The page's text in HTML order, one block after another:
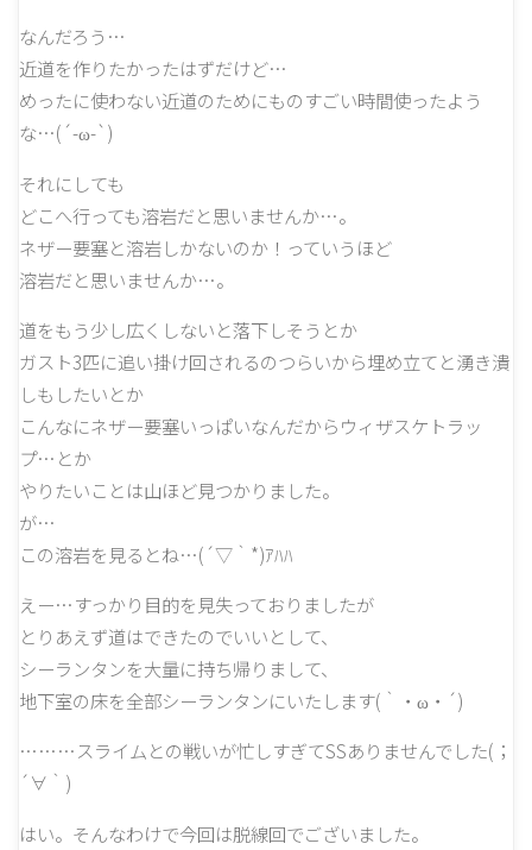
なんだろう…
近道を作りたかったはずだけど…
めったに使わない近道のためにものすごい時間使ったよう
な…(´-ω-`)
それにしても
どこへ行っても溶岩だと思いませんか…。
ネザー要塞と溶岩しかないのか！っていうほど
溶岩だと思いませんか…。
道をもう少し広くしないと落下しそうとか
ガスト3匹に追い掛け回されるのつらいから埋め立てと湧き潰
しもしたいとか
こんなにネザー要塞いっぱいなんだからウィザスケトラッ
プ…とか
やりたいことは山ほど見つかりました。
が…
この溶岩を見るとね…(´▽｀*)ｱﾊﾊ
えー…すっかり目的を見失っておりましたが
とりあえず道はできたのでいいとして、
シーランタンを大量に持ち帰りまして、
地下室の床を全部シーランタンにいたします(｀・ω・´)
………スライムとの戦いが忙しすぎてSSありませんでした(；
´∀｀)
はい。そんなわけで今回は脱線回でございました。